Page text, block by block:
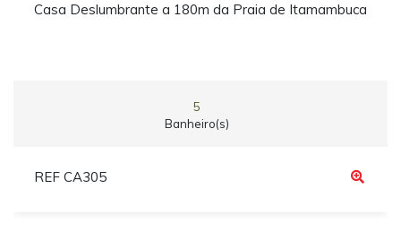
Casa Deslumbrante a 180m da Praia de Itamambuca
5
Banheiro(s)
REF CA305